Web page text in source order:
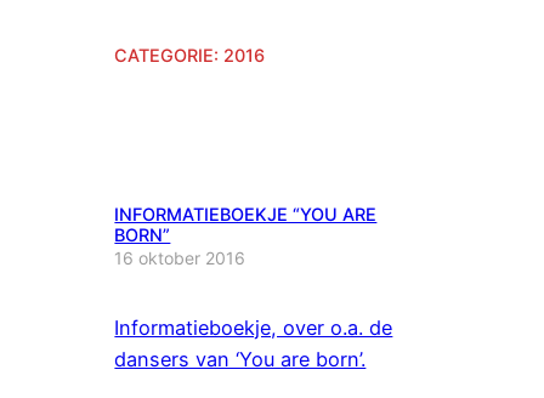
CATEGORIE: 2016
INFORMATIEBOEKJE “YOU ARE
BORN”
16 oktober 2016
Informatieboekje, over o.a. de
dansers van ‘You are born’.